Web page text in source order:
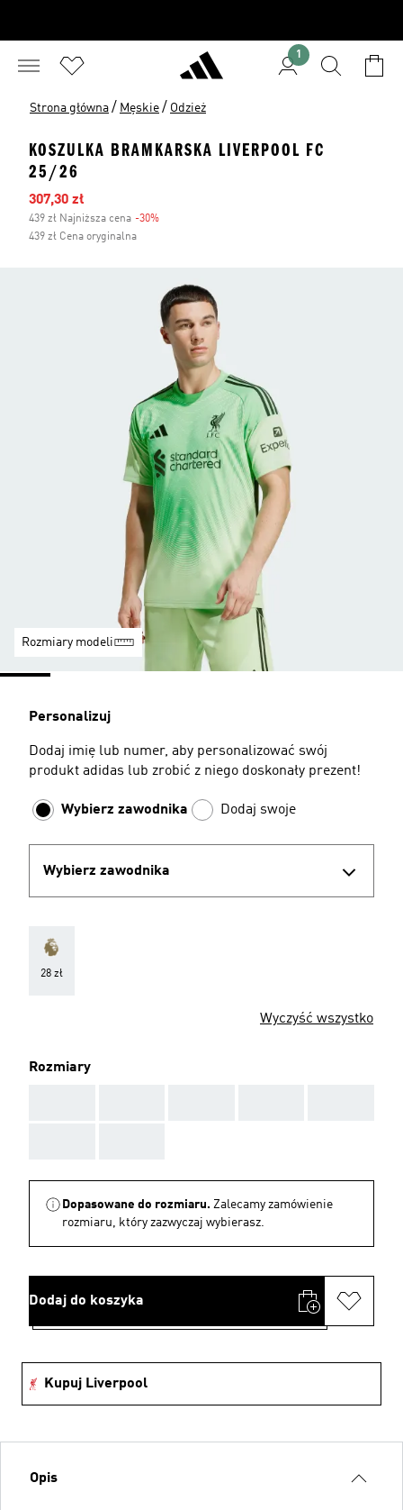
1
Strona główna / Męskie / Odzież
KOSZULKA BRAMKARSKA LIVERPOOL FC
25/26
Ceny na wyprzedaży
307,30 zł
439 zł Najniższa cena -30%
439 zł Cena oryginalna
Rozmiary modeli
Personalizuj
Dodaj imię lub numer, aby personalizować swój
produkt adidas lub zrobić z niego doskonały prezent!
Wybierz zawodnika Dodaj swoje
Wybierz zawodnika
28 zł
Wyczyść wszystko
Rozmiary
Dopasowane do rozmiaru. Zalecamy zamówienie
rozmiaru, który zazwyczaj wybierasz.
Dodaj do koszyka
Kupuj Liverpool
Opis